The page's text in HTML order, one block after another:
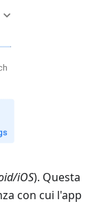
iOS). Questa
con cui l'app